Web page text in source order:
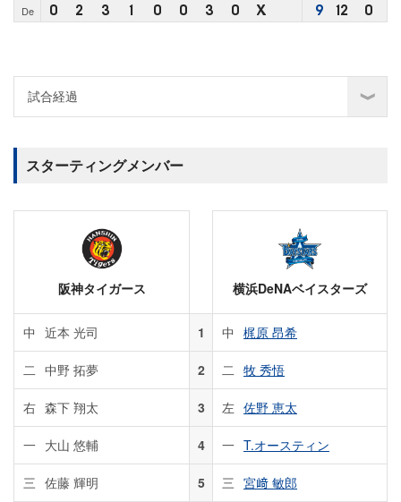
De 0 2 3 1 0 0 3 0 X 9 12 0
スターティングメンバー
阪神タイガース 横浜DeNAベイスターズ
中 近本 光司 1 中 梶原 昂希
二 中野 拓夢 2 二 牧 秀悟
右 森下 翔太 3 左 佐野 恵太
一 大山 悠輔 4 一 T.オースティン
三 佐藤 輝明 5 三 宮﨑 敏郎